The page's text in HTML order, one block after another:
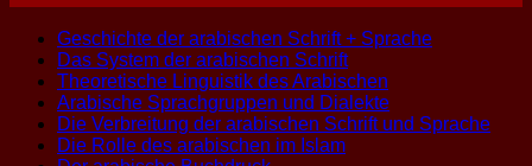
Geschichte der arabischen Schrift + Sprache
Das System der arabischen Schrift
Theoretische Linguistik des Arabischen
Arabische Sprachgruppen und Dialekte
Die Verbreitung der arabischen Schrift und Sprache
Die Rolle des arabischen im Islam